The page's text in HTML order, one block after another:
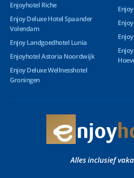
Enjoyhotel Riche
Enjoy Deluxe Hotel Spaander
Volendam
Enjoy Landgoedhotel Lunia
Enjoyhotel Astoria Noordwijk
Enjoy Deluxe Wellnesshotel
Groningen
Alles inclusief